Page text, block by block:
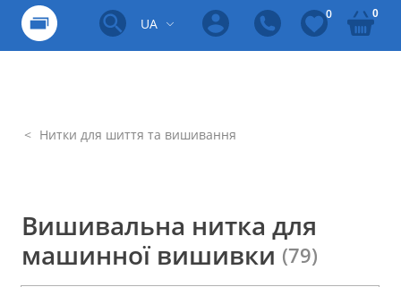
UA
0 0
Нитки для шиття та вишивання
Вишивальна нитка для
машинної вишивки (79)